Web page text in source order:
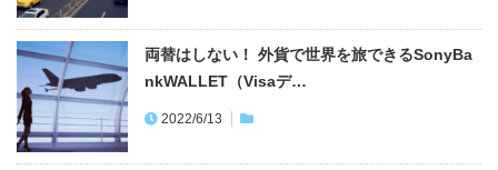
両替はしない！ 外貨で世界を旅できるSonyBa
nkWALLET（Visaデ…
2022/6/13